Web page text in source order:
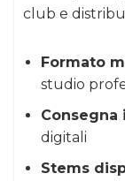
club e
Formato
studio
Consegna
digitali
Stems